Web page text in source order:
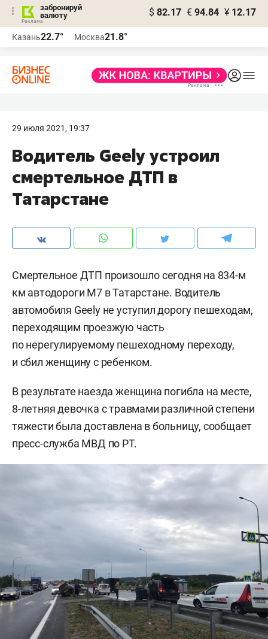
забронируй
валюту
$ 82.17 € 94.84 ¥ 12.17
Казань22.7° Москва21.8°
29 июля 2021, 19:37
Водитель Geely устроил
смертельное ДТП в
Татарстане
Смертельное ДТП произошло сегодня на 834-м
км автодороги М7 в Татарстане. Водитель
автомобиля Geely не уступил дорогу пешеходам,
переходящим проезжую часть
по нерегулируемому пешеходному переходу,
и сбил женщину с ребенком.
В результате наезда женщина погибла на месте,
8-летняя девочка с травмами различной степени
тяжести была доставлена в больницу, сообщает
пресс-служба МВД по РТ.